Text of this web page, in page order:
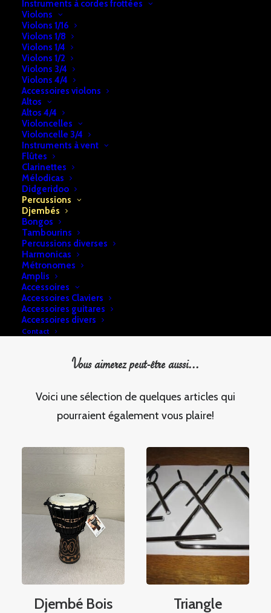
Instruments à cordes frottées
Violons
Violons 1/16
Violons 1/8
Violons 1/4
Violons 1/2
Violons 3/4
Violons 4/4
Accessoires violons
Altos
Altos 4/4
Violoncelles
Violoncelle 3/4
Instruments à vent
Flûtes
Clarinettes
Mélodicas
Didgeridoo
Percussions
Djembés
Bongos
Tambourins
Percussions diverses
Harmonicas
Métronomes
Amplis
Accessoires
Accessoires Claviers
Accessoires guitares
Accessoires divers
Contact
En stock
quantité
de
Djembé
Bois
UGS:
b2a74e28f7cf40
Catégories:
Djembés
DESCRIPTION
INFOS
Djembé Bois -Tanga PTA DA40/8T
Vous aimerez peut-être aussi...
Voici une sélection de quelques articles qui
pourraient également vous plaire!
Djembé Bois
Triangle